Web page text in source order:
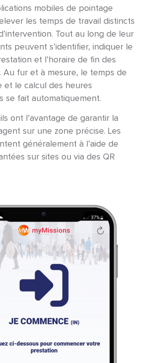
mobiles de pointage
les temps de travail distincts
Tout au long de leur
peuvent s’identifier, indiquer le
et l’horaire de fin des
Au fur et à mesure, le temps de
et le calcul des heures
se fait automatiquement.
ont l’avantage de garantir la
sur une zone précise. Les
généralement à l’aide de
sur sites ou via des QR